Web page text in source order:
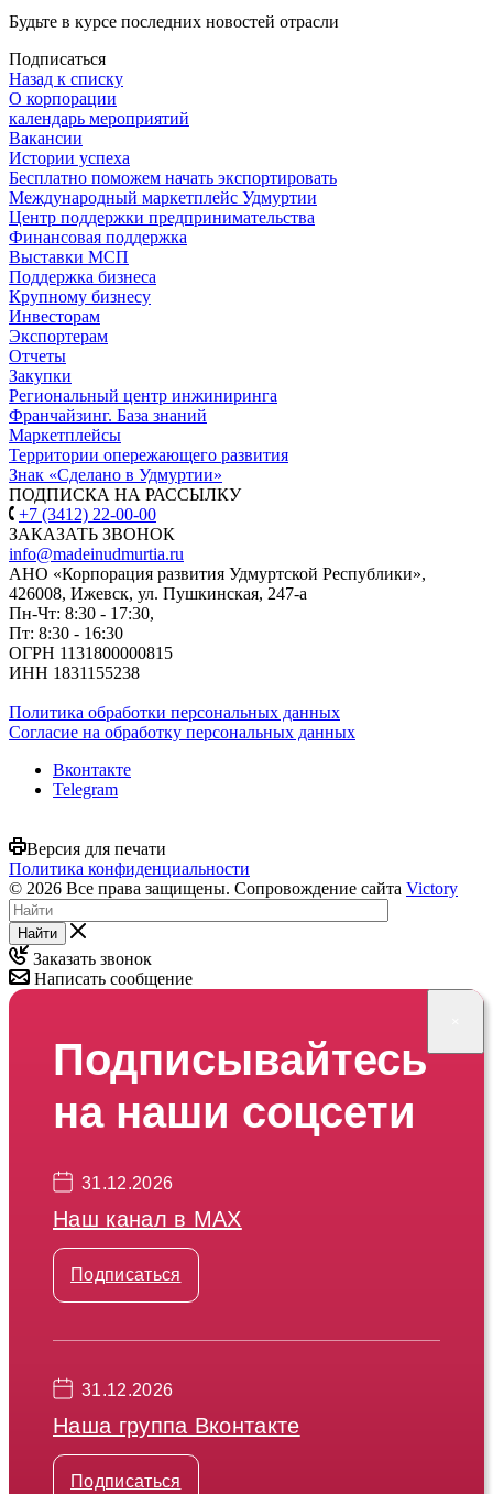
Будьте в курсе последних новостей отрасли
Подписаться
Назад к списку
О корпорации
календарь мероприятий
Вакансии
Истории успеха
Бесплатно поможем начать экспортировать
Международный маркетплейс Удмуртии
Центр поддержки предпринимательства
Финансовая поддержка
Выставки МСП
Поддержка бизнеса
Крупному бизнесу
Инвесторам
Экспортерам
Отчеты
Закупки
Региональный центр инжиниринга
Франчайзинг. База знаний
Маркетплейсы
Территории опережающего развития
Знак «Сделано в Удмуртии»
ПОДПИСКА НА РАССЫЛКУ
+7 (3412) 22-00-00
ЗАКАЗАТЬ ЗВОНОК
info@madeinudmurtia.ru
АНО «Корпорация развития Удмуртской Республики»,
426008, Ижевск, ул. Пушкинская, 247-а
Пн-Чт: 8:30 - 17:30,
Пт: 8:30 - 16:30
ОГРН 1131800000815
ИНН 1831155238
Политика обработки персональных данных
Согласие на обработку персональных данных
Вконтакте
Telegram
Версия для печати
Политика конфиденциальности
© 2026 Все права защищены. Сопровождение сайта Victory
Найти
Заказать звонок
Написать сообщение
Подписывайтесь
на наши соцсети
31.12.2026
Наш канал в МАХ
Подписаться
31.12.2026
Наша группа Вконтакте
Подписаться